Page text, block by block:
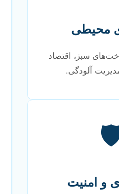
محیطی
سبز، اقتصاد
آلودگی.
و امنیت